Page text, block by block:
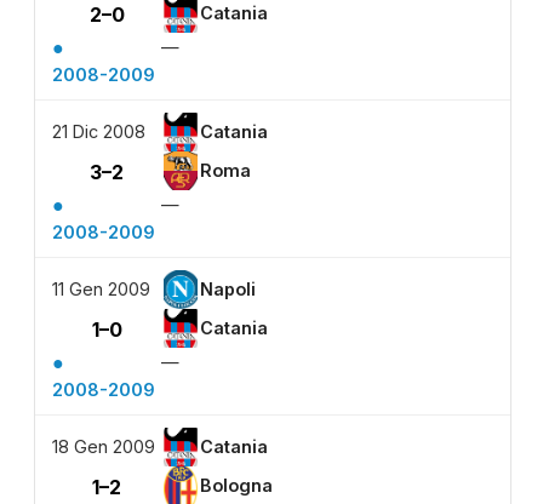
2–0 Catania
●
—
2008-2009
21 Dic 2008 Catania
3–2 Roma
●
—
2008-2009
11 Gen 2009 Napoli
1–0 Catania
●
—
2008-2009
18 Gen 2009 Catania
1–2 Bologna